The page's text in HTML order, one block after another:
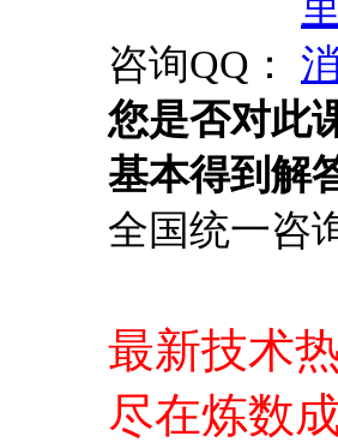
最新技术
尽在炼数
就梦想！
信账户，